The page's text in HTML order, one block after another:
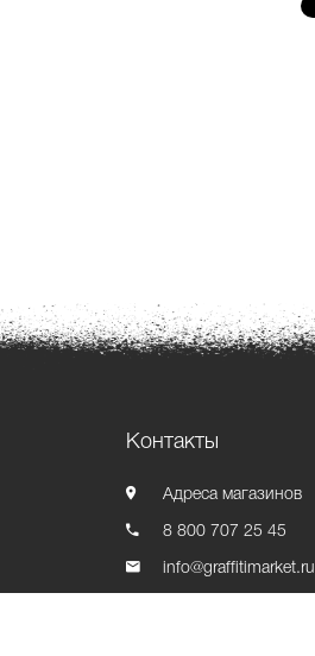
Контакты
Адреса магазинов
8 800 707 25 45
info@graffitimarket.ru